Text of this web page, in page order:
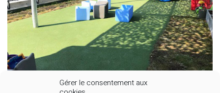
Gérer le consentement aux